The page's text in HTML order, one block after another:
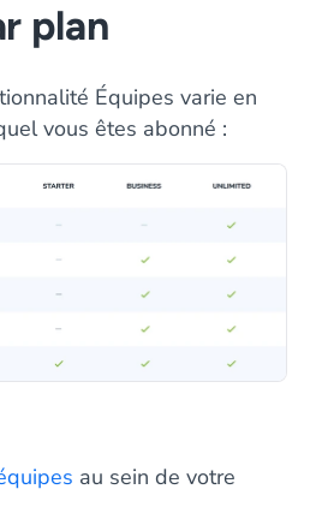
plan
Équipes varie en
vous êtes abonné :
au sein de votre